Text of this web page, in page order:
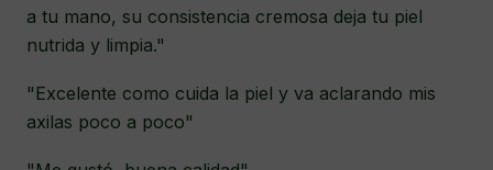
a tu mano, su consistencia cremosa deja tu piel
nutrida y limpia."
"Excelente como cuida la piel y va aclarando mis
axilas poco a poco"